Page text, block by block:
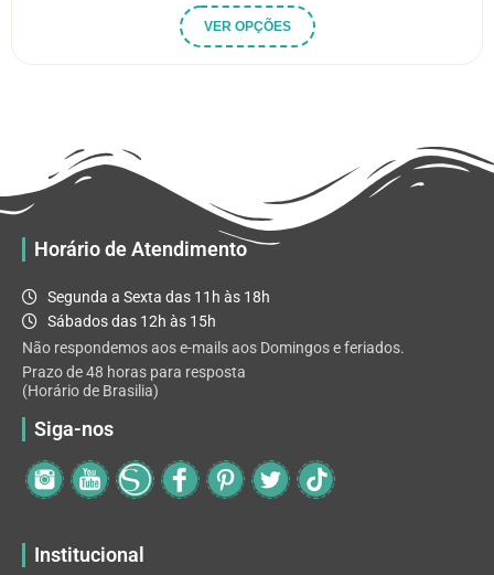
VER OPÇÕES
produto
tem
podem
ser
Horário de Atendimento
Segunda a Sexta das 11h às 18h
Sábados das 12h às 15h
Não respondemos aos e-mails aos Domingos e feriados.
Prazo de 48 horas para resposta
(Horário de Brasilia)
Siga-nos
Institucional